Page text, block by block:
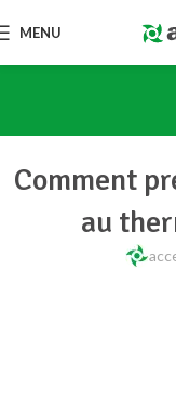
MENU
Comment
au